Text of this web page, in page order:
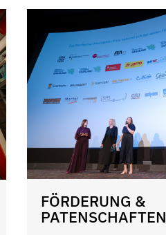
FÖRDERUNG &
PATENSCHAFTEN